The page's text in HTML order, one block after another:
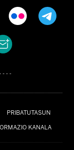
PRIBATUTASUN
KANALA